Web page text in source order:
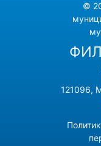
©
121096,